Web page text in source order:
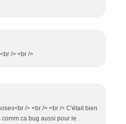
/> <br />
/> <br /> <br /> C'était bien
comm ca bug aussi pour le